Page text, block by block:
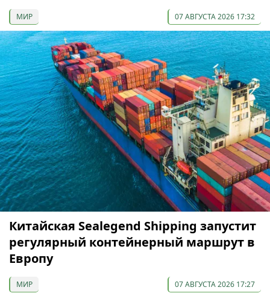
МИР 07 АВГУСТА 2026 17:32
Китайская Sealegend Shipping запустит
регулярный контейнерный маршрут в
Европу
МИР 07 АВГУСТА 2026 17:27